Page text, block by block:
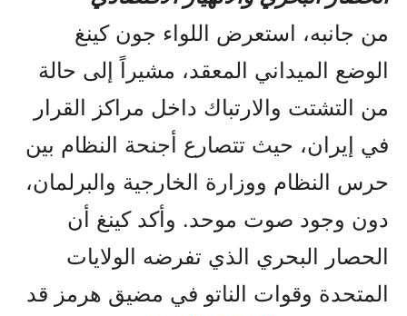
من جانبه، استعرض اللواء جون كينغ
الوضع الميداني المعقد، مشيراً إلى حالة
من التشتت والارتباك داخل مراكز القرار
في إيران، حيث تتصارع أجنحة النظام بين
حرس النظام ووزارة الخارجية والبرلمان،
دون وجود صوت موحد. وأكد كينغ أن
الحصار البحري الذي تفرضه الولايات
المتحدة وقوات الناتو في مضيق هرمز قد